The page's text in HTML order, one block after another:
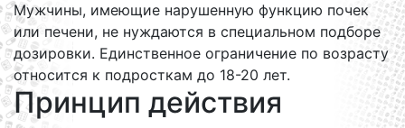
Мужчины, имеющие нарушенную функцию почек
или печени, не нуждаются в специальном подборе
дозировки. Единственное ограничение по возрасту
относится к подросткам до 18-20 лет.
Принцип действия